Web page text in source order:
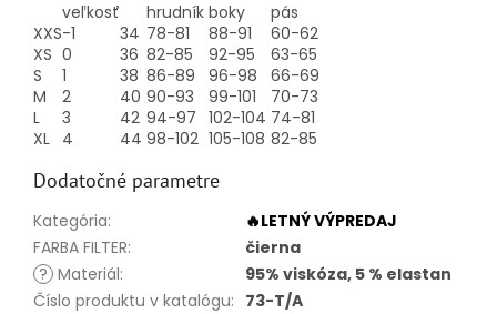
veľkosť hrudník boky
pás
XXS-1 34 78-81 88-91
60-62
XS 0 36 82-85 92-95
63-65
S
1 38 86-89 96-98
66-69
M
2 40 90-93 99-101
70-73
L
3 42 94-97 102-104 74-81
XL 4 44 98-102 105-108 82-85
Dodatočné parametre
Kategória:
🔥LETNÝ VÝPREDAJ
FARBA FILTER:
čierna
? Materiál:
95% viskóza, 5 % elastan
Číslo produktu v katalógu: 73-T/A